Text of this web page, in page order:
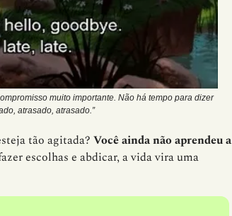
muito importante. Não há tempo para dizer
atrasado, atrasado.”
tão agitada? Você ainda não aprendeu a
escolhas e abdicar, a vida vira uma